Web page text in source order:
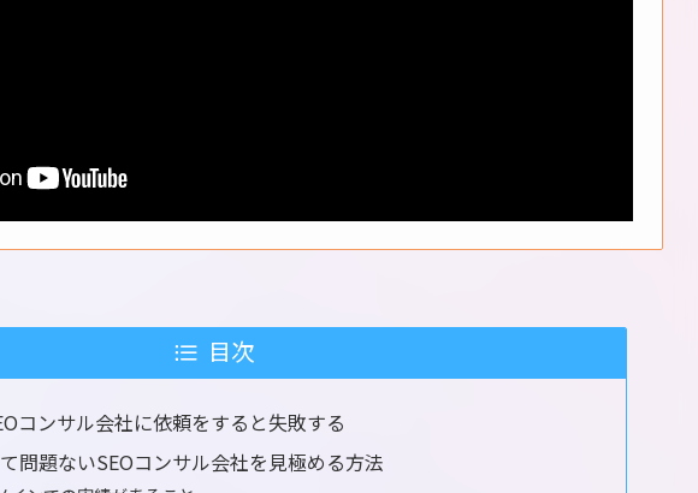
目次
コンサル会社に依頼をすると失敗する
問題ないSEOコンサル会社を見極める方法